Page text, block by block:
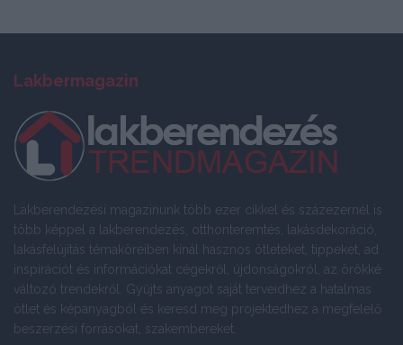
Lakbermagazin
Lakberendezési magazinunk több ezer cikkel és százezernél is
több képpel a lakberendezés, otthonteremtés, lakásdekoráció,
lakásfelújítás témaköreiben kínál hasznos ötleteket, tippeket, ad
inspirációt és információkat cégekről, újdonságokról, az örökké
változó trendekről. Gyűjts anyagot saját terveidhez a hatalmas
ötlet és képanyagból és keresd meg projektedhez a megfelelő
beszerzési forrásokat, szakembereket.